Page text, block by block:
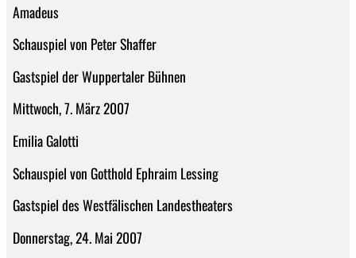
Amadeus
Schauspiel von Peter Shaffer
Gastspiel der Wuppertaler Bühnen
Mittwoch, 7. März 2007
Emilia Galotti
Schauspiel von Gotthold Ephraim Lessing
Gastspiel des Westfälischen Landestheaters
Donnerstag, 24. Mai 2007